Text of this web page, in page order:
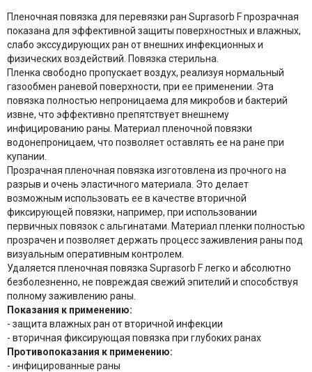
Пленочная повязка для перевязки ран Suprasorb F прозрачная
показана для эффективной защиты поверхностных и влажных,
слабо экссудирующих ран от внешних инфекционных и
физических воздействий. Повязка стерильна.
Пленка свободно пропускает воздух, реализуя нормальный
газообмен раневой поверхности, при ее применении. Эта
повязка полностью непроницаема для микробов и бактерий
извне, что эффективно препятствует внешнему
инфицированию раны. Материал пленочной повязки
водонепроницаем, что позволяет оставлять ее на ране при
купании.
Прозрачная пленочная повязка изготовлена из прочного на
разрыв и очень эластичного материала. Это делает
возможным использовать ее в качестве вторичной
фиксирующей повязки, например, при использовании
первичных повязок с альгинатами. Материал пленки полностью
прозрачен и позволяет держать процесс заживления раны под
визуальным оперативным контролем.
Удаляется пленочная повязка Suprasorb F легко и абсолютно
безболезненно, не повреждая свежий эпителий и способствуя
полному заживлению раны.
Показания к применению:
- защита влажных ран от вторичной инфекции
- вторичная фиксирующая повязка при глубоких ранах
Противопоказания к применению:
- инфицированные раны